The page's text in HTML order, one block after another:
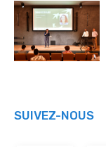
SUIVEZ-NOUS